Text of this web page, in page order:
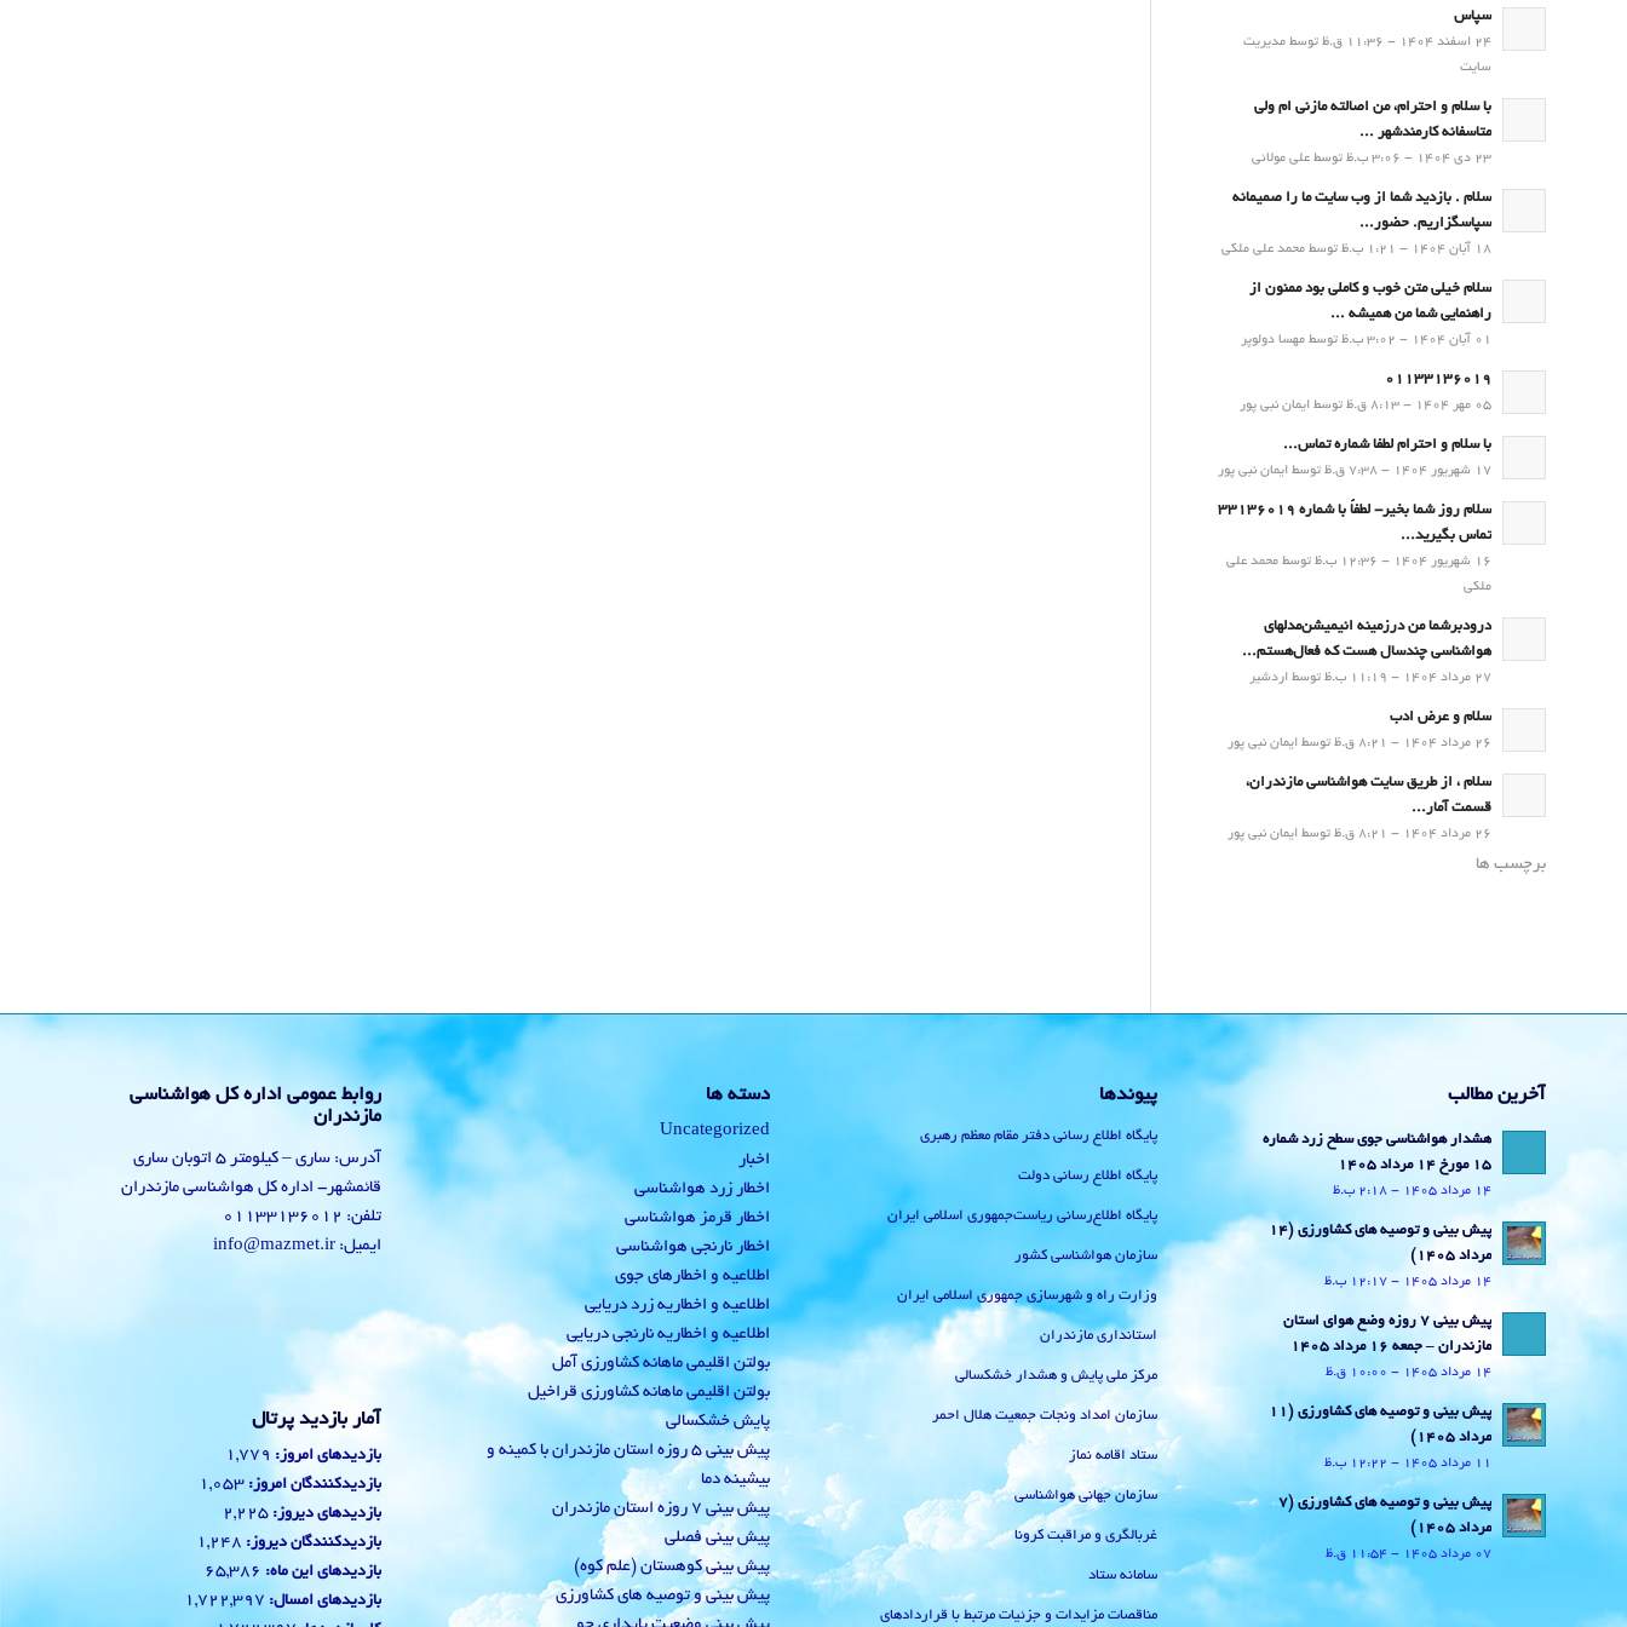
سپاس
24 اسفند 1404 - 11:36 ق.ظ توسط مدیریت
سایت
با سلام و احترام، من اصالته مازنی ام ولی
متاسفانه کارمندشهر ...
23 دی 1404 - 3:06 ب.ظ توسط علی مولائی
سلام . بازدید شما از وب سایت ما را صمیمانه
سپاسگزاریم. حضور...
18 آبان 1404 - 1:21 ب.ظ توسط محمد علی ملکی
سلام خیلی متن خوب و کاملی بود ممنون از
راهنمایی شما من همیشه ...
01 آبان 1404 - 3:02 ب.ظ توسط مهسا دولوپر
01133136019
05 مهر 1404 - 8:13 ق.ظ توسط ایمان نبی پور
با سلام و احترام لطفا شماره تماس...
17 شهریور 1404 - 7:38 ق.ظ توسط ایمان نبی پور
سلام روز شما بخیر- لطفاً با شماره 33136019
تماس بگیرید...
16 شهریور 1404 - 12:36 ب.ظ توسط محمد علی
ملکی
درودبرشما من درزمینه انیمیشن‌مدلهای
هواشناسی چندسال هست که فعال‌هستم...
27 مرداد 1404 - 11:19 ب.ظ توسط اردشیر
سلام و عرض ادب
26 مرداد 1404 - 8:21 ق.ظ توسط ایمان نبی پور
سلام ، از طریق سایت هواشناسی مازندران،
قسمت آمار...
26 مرداد 1404 - 8:21 ق.ظ توسط ایمان نبی پور
برچسب ها
آخرین مطالب
هشدار هواشناسی جوی سطح زرد شماره
15 مورخ 14 مرداد 1405
14 مرداد 1405 - 2:18 ب.ظ
پیش بینی و توصیه های کشاورزی (14
مرداد ۱۴۰۵)
14 مرداد 1405 - 12:17 ب.ظ
پیش بینی 7 روزه وضع هوای استان
مازندران – جمعه 16 مرداد 1405
14 مرداد 1405 - 10:00 ق.ظ
پیش بینی و توصیه های کشاورزی (11
مرداد ۱۴۰۵)
11 مرداد 1405 - 12:22 ب.ظ
پیش بینی و توصیه های کشاورزی (7
مرداد ۱۴۰۵)
07 مرداد 1405 - 11:54 ق.ظ
پیوندها
پایگاه اطلاع رسانی دفتر مقام معظم رهبری
پایگاه اطلاع رسانی دولت
پایگاه اطلاع‌رسانی ریاست‌جمهوری اسلامی ایران
سازمان هواشناسی کشور
وزارت راه و شهرسازی جمهوری اسلامی ایران
استانداری مازندران
مرکز ملی پایش و هشدار خشکسالی
سازمان امداد ونجات جمعیت هلال احمر
ستاد اقامه نماز
سازمان جهانی هواشناسی
غربالگری و مراقبت کرونا
سامانه ستاد
مناقصات مزایدات و جزئیات مرتبط با قراردادهای
دسته ها
Uncategorized
اخبار
اخطار زرد هواشناسی
اخطار قرمز هواشناسی
اخطار نارنجی هواشناسی
اطلاعیه و اخطارهای جوی
اطلاعیه و اخطاریه زرد دریایی
اطلاعیه و اخطاریه نارنجی دریایی
بولتن اقلیمی ماهانه کشاورزی آمل
بولتن اقلیمی ماهانه کشاورزی قراخیل
پایش خشکسالی
پیش بینی 5 روزه استان مازندران با کمینه و
بیشینه دما
پیش بینی 7 روزه استان مازندران
پیش بینی فصلی
پیش بینی کوهستان (علم کوه)
پیش بینی و توصیه های کشاورزی
روابط عمومی اداره کل هواشناسی
مازندران
آدرس: ساری – کیلومتر 5 اتوبان ساری
قائمشهر- اداره کل هواشناسی مازندران
تلفن: 01133136012
ایمیل: info@mazmet.ir
آمار بازدید پرتال
بازدیدهای امروز: 1,779
بازدیدکنندگان امروز: 1,053
بازدیدهای دیروز: 2,225
بازدیدکنندگان دیروز: 1,248
بازدیدهای این ماه: 65,386
بازدیدهای امسال: 1,722,397